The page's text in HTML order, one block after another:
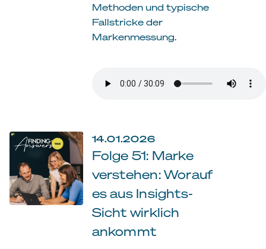
Methoden und typische
Fallstricke der
Markenmessung.
14.01.2026
Folge 51: Marke
verstehen: Worauf
es aus Insights-
Sicht wirklich
ankommt